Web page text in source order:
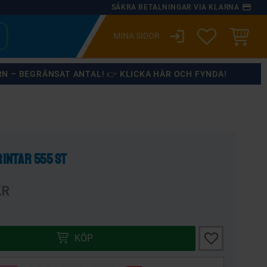
SÄKRA BETALNINGAR VIA KLARNA payment
login ÖNSKELISTA
– BEGRÄNSAT ANTAL! 👉 KLICKA HÄR OCH FYNDA!
555 st
pris:
KÖP Lägg till i